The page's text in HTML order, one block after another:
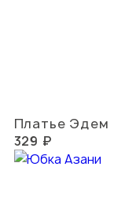
Платье Эдем
329 ₽